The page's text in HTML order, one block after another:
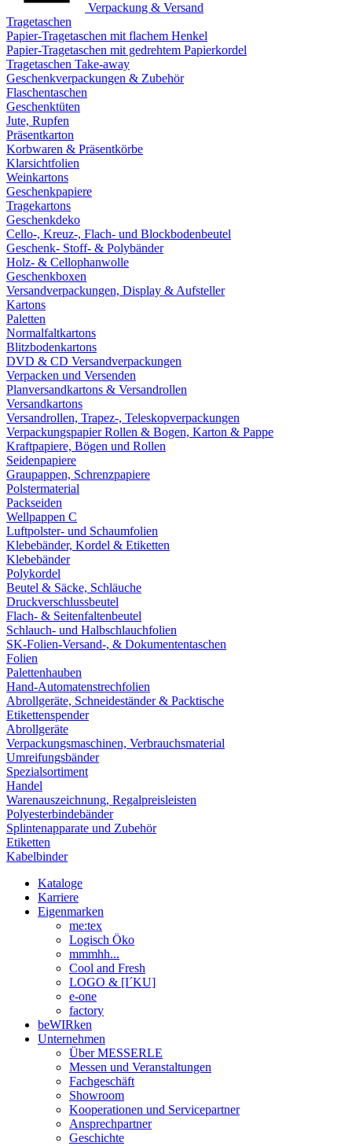
Verpackung & Versand
Tragetaschen
Papier-Tragetaschen mit flachem Henkel
Papier-Tragetaschen mit gedrehtem Papierkordel
Tragetaschen Take-away
Geschenkverpackungen & Zubehör
Flaschentaschen
Geschenktüten
Jute, Rupfen
Präsentkarton
Korbwaren & Präsentkörbe
Klarsichtfolien
Weinkartons
Geschenkpapiere
Tragekartons
Geschenkdeko
Cello-, Kreuz-, Flach- und Blockbodenbeutel
Geschenk- Stoff- & Polybänder
Holz- & Cellophanwolle
Geschenkboxen
Versandverpackungen, Display & Aufsteller
Kartons
Paletten
Normalfaltkartons
Blitzbodenkartons
DVD & CD Versandverpackungen
Verpacken und Versenden
Planversandkartons & Versandrollen
Versandkartons
Versandrollen, Trapez-, Teleskopverpackungen
Verpackungspapier Rollen & Bogen, Karton & Pappe
Kraftpapiere, Bögen und Rollen
Seidenpapiere
Graupappen, Schrenzpapiere
Polstermaterial
Packseiden
Wellpappen C
Luftpolster- und Schaumfolien
Klebebänder, Kordel & Etiketten
Klebebänder
Polykordel
Beutel & Säcke, Schläuche
Druckverschlussbeutel
Flach- & Seitenfaltenbeutel
Schlauch- und Halbschlauchfolien
SK-Folien-Versand-, & Dokumententaschen
Folien
Palettenhauben
Hand-Automatenstrechfolien
Abrollgeräte, Schneideständer & Packtische
Etikettenspender
Abrollgeräte
Verpackungsmaschinen, Verbrauchsmaterial
Umreifungsbänder
Spezialsortiment
Handel
Warenauszeichnung, Regalpreisleisten
Polyesterbindebänder
Splintenapparate und Zubehör
Etiketten
Kabelbinder
Kataloge
Karriere
Eigenmarken
me:tex
Logisch Öko
mmmhh...
Cool and Fresh
LOGO & [I´KU]
e-one
factory
beWIRken
Unternehmen
Über MESSERLE
Messen und Veranstaltungen
Fachgeschäft
Showroom
Kooperationen und Servicepartner
Ansprechpartner
Geschichte